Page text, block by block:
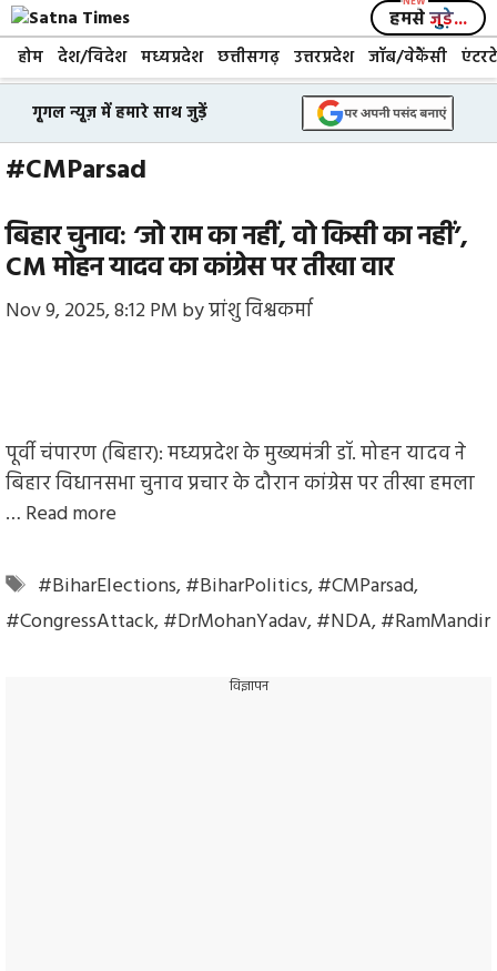
Skip
to
content
हमसेजुड़े...
होम देश/विदेश मध्यप्रदेश छत्तीसगढ़ उत्तरप्रदेश जॉब/वेकैंसी
गूगल न्यूज़ में हमारे साथ जुड़ें
#CMParsad
बिहार चुनाव: ‘जो राम का नहीं, वो किसी का नहीं’,
CM मोहन यादव का कांग्रेस पर तीखा वार
Nov 9, 2025, 8:12 PM byप्रांशु विश्वकर्मा
पूर्वी चंपारण (बिहार): मध्यप्रदेश के मुख्यमंत्री डॉ. मोहन यादव ने
बिहार विधानसभा चुनाव प्रचार के दौरान कांग्रेस पर तीखा हमला
… Read more
Tags
#BiharElections,#BiharPolitics,#CMParsad,
#CongressAttack,#DrMohanYadav,#NDA,#RamMandir
विज्ञापन